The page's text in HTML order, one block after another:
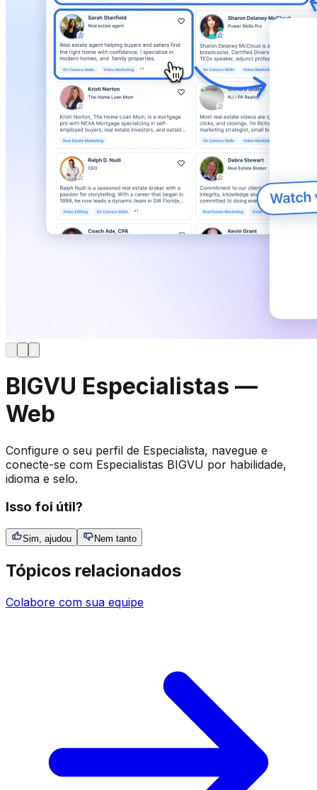
BIGVU Especialistas —
Web
Configure o seu perfil de Especialista, navegue e
conecte-se com Especialistas BIGVU por habilidade,
idioma e selo.
Isso foi útil?
Sim, ajudou Nem tanto
Tópicos relacionados
Colabore com sua equipe